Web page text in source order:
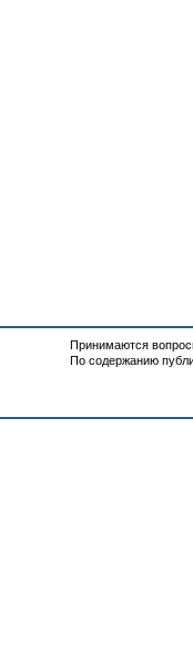
Принимаются
По содержанию